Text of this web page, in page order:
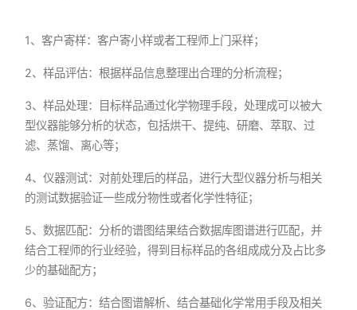
1、客户寄样：客户寄小样或者工程师上门采样；
2、样品评估：根据样品信息整理出合理的分析流程；
3、样品处理：目标样品通过化学物理手段，处理成可以被大
型仪器能够分析的状态，包括烘干、提纯、研磨、萃取、过
滤、蒸馏、离心等；
4、仪器测试：对前处理后的样品，进行大型仪器分析与相关
的测试数据验证一些成分物性或者化学性特征；
5、数据匹配：分析的谱图结果结合数据库图谱进行匹配，并
结合工程师的行业经验，得到目标样品的各组成成分及占比多
少的基础配方；
6、验证配方：结合图谱解析、结合基础化学常用手段及相关